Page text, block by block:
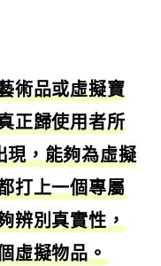
術品或虛擬寶
正歸使用者所
現，能夠為虛擬
打上一個專屬
辨別真實性，
虛擬物品。